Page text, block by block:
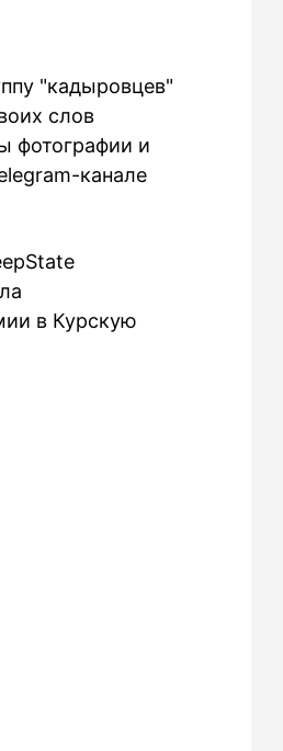
"кадыровцев"
слов
фотографии и
канале
в Курскую